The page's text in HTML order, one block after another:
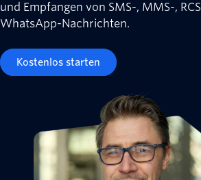
und Empfangen von SMS-, MMS-,
WhatsApp-Nachrichten.
Kostenlos starten